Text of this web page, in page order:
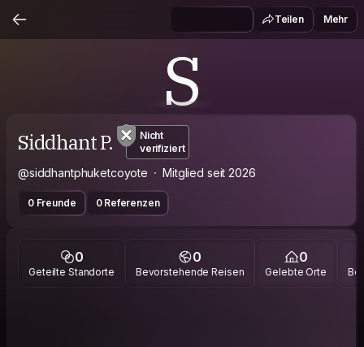
Teilen Mehr
S
Siddhant P.
Nicht
verifiziert
@siddhantphuketcoyote Mitglied seit 2026
0 Freunde 0 Referenzen
0
Geteilte Standorte
0
Bevorstehende Reisen
0
Gelebte Orte